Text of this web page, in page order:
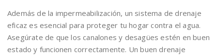
Además de la impermeabilización, un sistema de drenaje
eficaz es esencial para proteger tu hogar contra el agua.
Asegúrate de que los canalones y desagües estén en buen
estado y funcionen correctamente. Un buen drenaje